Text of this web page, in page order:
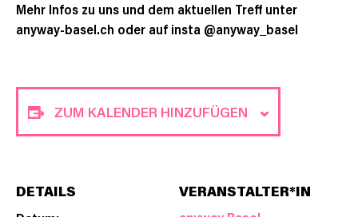
Mehr Infos zu uns und dem aktuellen Treff unter
anyway-basel.ch oder auf insta @anyway_basel
ZUM KALENDER HINZUFÜGEN
DETAILS
VERANSTALTER*IN